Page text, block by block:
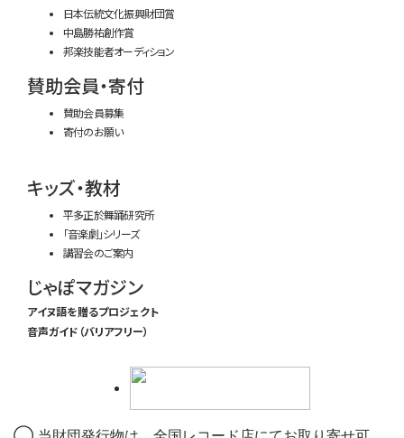
日本伝統文化振興財団賞
中島勝祐創作賞
邦楽技能者オーディション
賛助会員・寄付
賛助会員募集
寄付のお願い
キッズ・教材
平多正於舞踊研究所
「音楽劇」シリーズ
講習会のご案内
じゃぽマガジン
アイヌ語を贈るプロジェクト
音声ガイド（バリアフリー）